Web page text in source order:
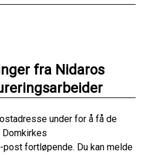
fra Nidaros
under for å få de
fortløpende. Du kan melde